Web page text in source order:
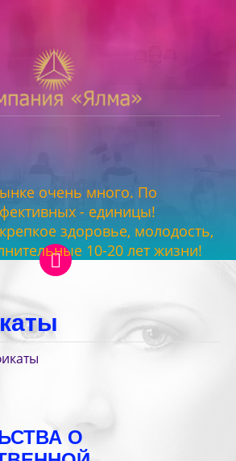
очень много. По
- единицы!
здоровье, молодость,
10-20 лет жизни!
О